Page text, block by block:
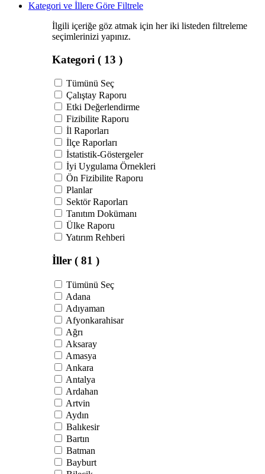
Kategori ve İllere Göre Filtrele
İlgili içeriğe göz atmak için her iki listeden filtreleme
seçimlerinizi yapınız.
Kategori ( 13 )
Tümünü Seç
Çalıştay Raporu
Etki Değerlendirme
Fizibilite Raporu
İl Raporları
İlçe Raporları
İstatistik-Göstergeler
İyi Uygulama Örnekleri
Ön Fizibilite Raporu
Planlar
Sektör Raporları
Tanıtım Dokümanı
Ülke Raporu
Yatırım Rehberi
İller ( 81 )
Tümünü Seç
Adana
Adıyaman
Afyonkarahisar
Ağrı
Aksaray
Amasya
Ankara
Antalya
Ardahan
Artvin
Aydın
Balıkesir
Bartın
Batman
Bayburt